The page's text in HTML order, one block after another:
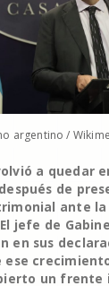
argentino /
a quedar
de
ante la
jefe de
en sus
un frente